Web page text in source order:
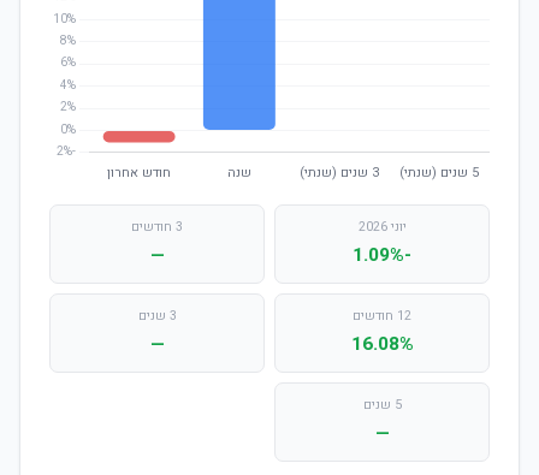
יוני 2026
-1.09%
3 חודשים
—
12 חודשים
16.08%
3 שנים
—
5 שנים
—